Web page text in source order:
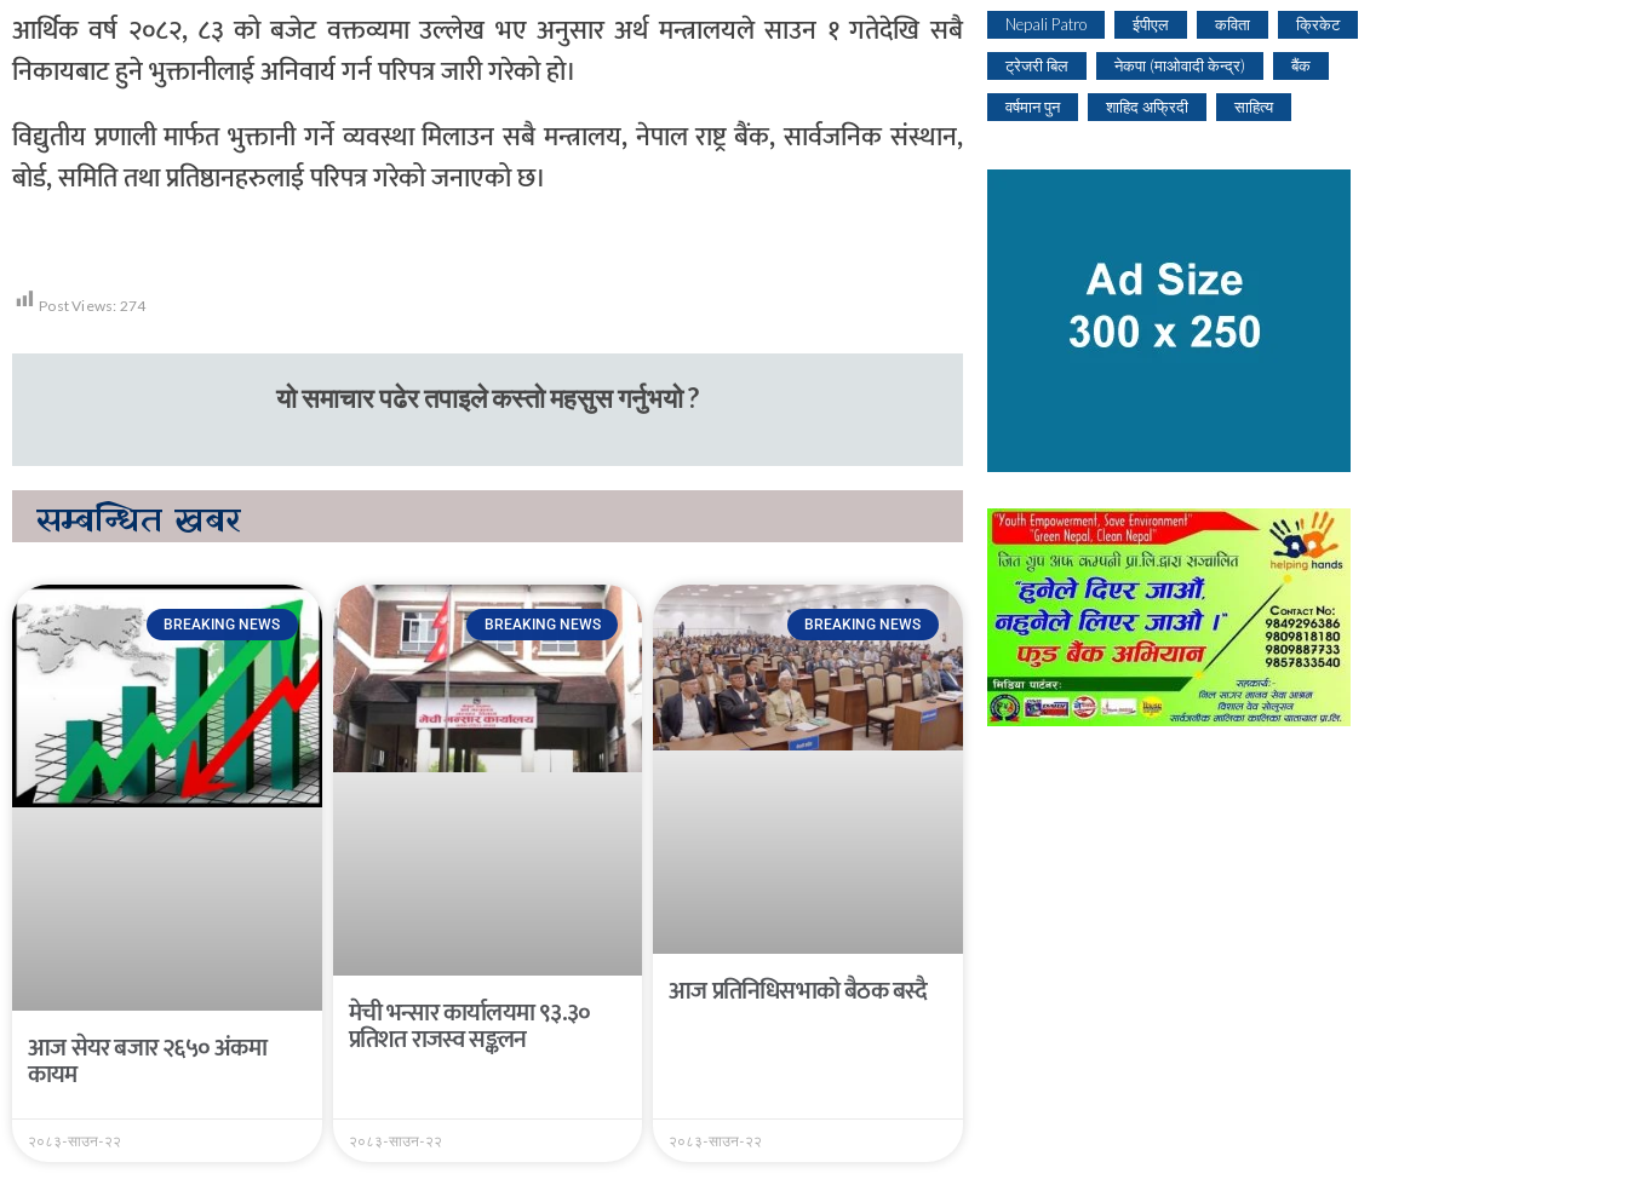
आर्थिक वर्ष २०८२, ८३ को बजेट वक्तव्यमा उल्लेख भए अनुसार अर्थ मन्त्रालयले साउन १ गतेदेखि सबै
निकायबाट हुने भुक्तानीलाई अनिवार्य गर्न परिपत्र जारी गरेको हो।
विद्युतीय प्रणाली मार्फत भुक्तानी गर्ने व्यवस्था मिलाउन सबै मन्त्रालय, नेपाल राष्ट्र बैंक, सार्वजनिक संस्थान,
बोर्ड, समिति तथा प्रतिष्ठानहरुलाई परिपत्र गरेको जनाएको छ।
Post Views: 274
यो समाचार पढेर तपाइले कस्तो महसुस गर्नुभयो ?
सम्बन्धित खबर
BREAKING NEWS
आज सेयर बजार २६५० अंकमा
कायम
२०८३-साउन-२२
BREAKING NEWS
मेची भन्सार कार्यालयमा ९३.३०
प्रतिशत राजस्व सङ्कलन
२०८३-साउन-२२
BREAKING NEWS
आज प्रतिनिधिसभाको बैठक बस्दै
२०८३-साउन-२२
Nepali Patro ईपीएल कविता क्रिकेट
ट्रेजरी बिल नेकपा (माओवादी केन्द्र) बैंक
वर्षमान पुन शाहिद अफ्रिदी साहित्य